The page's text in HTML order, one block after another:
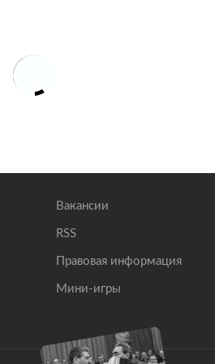
Вакансии
RSS
Правовая информация
Мини-игры